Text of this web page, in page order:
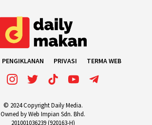
PENGIKLANAN PRIVASI TERMA WEB
© 2024 Copyright Daily Media.
Owned by Web Impian Sdn. Bhd.
201001036239 (920163-H)